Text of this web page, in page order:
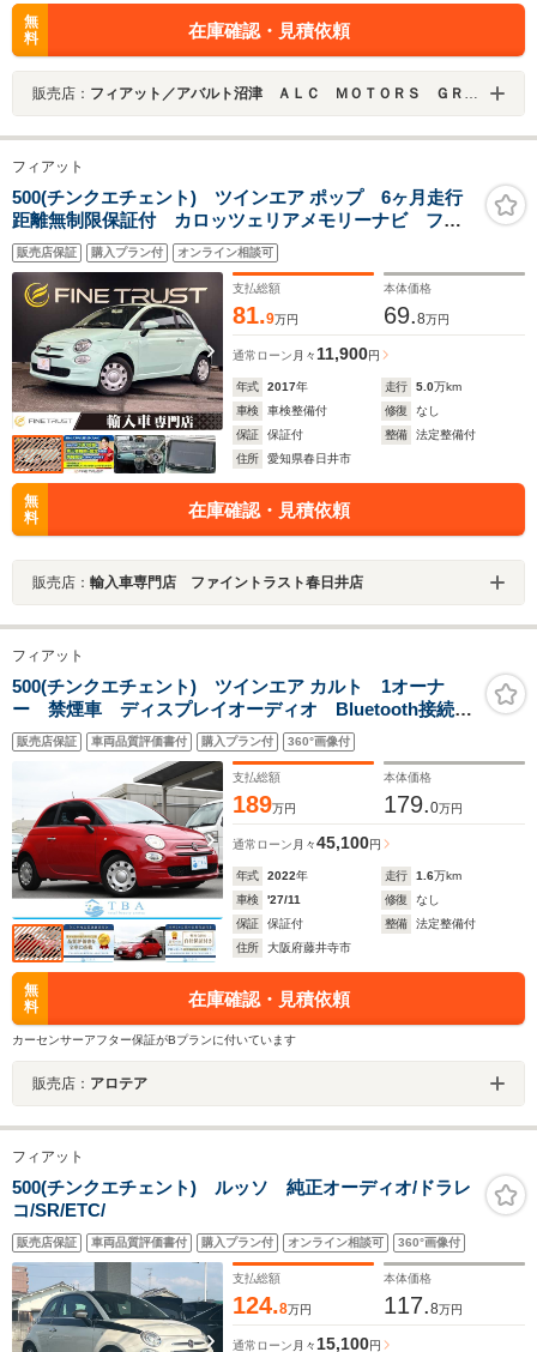
無
料
在庫確認・見積依頼
販売店： フィアット／アバルト沼津 ＡＬＣ ＭＯＴＯＲＳ ＧＲＯＵＰ
フィアット
500(チンクエチェント) ツインエア ポップ 6ヶ月走行
距離無制限保証付 カロッツェリアメモリーナビ フル
セグTV Bluetooth USBポート 禁煙車 ETC キー
レスエントリー ディスチャージヘッドランプ ユーザ
ー買取車 純正14インチホイールカバー
販売店保証 購入プラン付 オンライン相談可
支払総額
81.9万円
本体価格
69.8万円
通常ローン 月々11,900円
年式 2017年 走行 5.0万km
車検
車検整備付 修復
なし
保証
保証付 整備
法定整備付
住所
愛知県春日井市
無
料
在庫確認・見積依頼
販売店： 輸入車専門店 ファイントラスト春日井店
フィアット
500(チンクエチェント) ツインエア カルト 1オーナ
ー 禁煙車 ディスプレイオーディオ Bluetooth接続
前後ドライブレコーダー ETC キーレス 記録簿
USB接続可
販売店保証 車両品質評価書付 購入プラン付 360°画像付
支払総額
189万円
本体価格
179.0万円
通常ローン 月々45,100円
年式 2022年 走行 1.6万km
車検
'27/11 修復
なし
保証
保証付 整備
法定整備付
住所
大阪府藤井寺市
無
料
在庫確認・見積依頼
カーセンサーアフター保証がBプランに付いています
販売店： アロテア
フィアット
500(チンクエチェント) ルッソ 純正オーディオ/ドラレ
コ/SR/ETC/
販売店保証 車両品質評価書付 購入プラン付 オンライン相談可 360°画像付
支払総額
124.8万円
本体価格
117.8万円
通常ローン 月々 15,100円